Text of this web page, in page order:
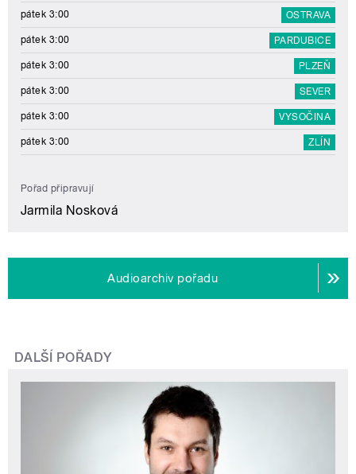
pátek 3:00 OSTRAVA
pátek 3:00 PARDUBICE
pátek 3:00 PLZEŇ
pátek 3:00 SEVER
pátek 3:00 VYSOČINA
pátek 3:00 ZLÍN
Pořad připravují
Jarmila Nosková
Audioarchiv pořadu
DALŠÍ POŘADY